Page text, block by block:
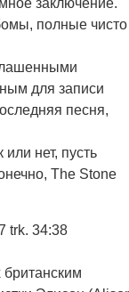
заключение.
полные чисто
для записи
песня,
нет, пусть
The Stone
trk. 34:38